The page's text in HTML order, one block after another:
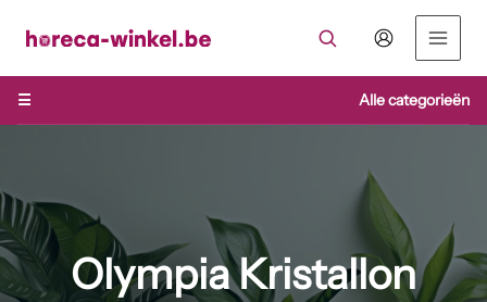
naar
inhoud
☰
Alle categorieën
Olympia Kristallon